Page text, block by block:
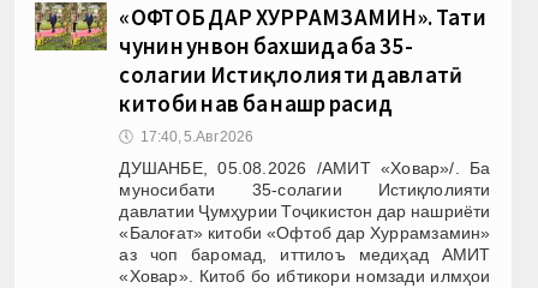
«ОФТОБ ДАР ХУРРАМЗАМИН». Таҳти
чунин унвон бахшида ба 35-
солагии Истиқлолияти давлатӣ
китоби нав ба нашр расид
🕔 17:40, 5.Авг 2026
ДУШАНБЕ, 05.08.2026 /АМИТ «Ховар»/. Ба
муносибати 35-солагии Истиқлолияти
давлатии Ҷумҳурии Тоҷикистон дар нашриёти
«Балоғат» китоби «Офтоб дар Хуррамзамин»
аз чоп баромад, иттилоъ медиҳад АМИТ
«Ховар». Китоб бо ибтикори номзади илмҳои